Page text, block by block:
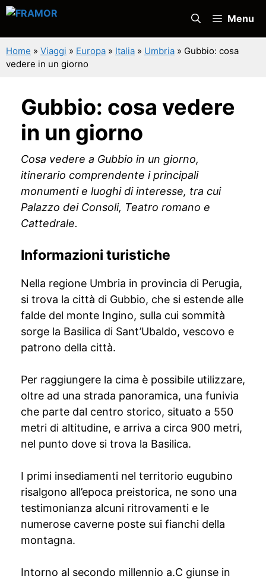
Vai
contenuto
Menu
Home » Viaggi » Europa » Italia » Umbria » Gubbio: cosa
vedere in un giorno
Gubbio: cosa vedere
in un giorno
Cosa vedere a Gubbio in un giorno,
itinerario comprendente i principali
monumenti e luoghi di interesse, tra cui
Palazzo dei Consoli, Teatro romano e
Cattedrale.
Informazioni turistiche
Nella regione Umbria in provincia di Perugia,
si trova la città di Gubbio, che si estende alle
falde del monte Ingino, sulla cui sommità
sorge la Basilica di Sant’Ubaldo, vescovo e
patrono della città.
Per raggiungere la cima è possibile utilizzare,
oltre ad una strada panoramica, una funivia
che parte dal centro storico, situato a 550
metri di altitudine, e arriva a circa 900 metri,
nel punto dove si trova la Basilica.
I primi insediamenti nel territorio eugubino
risalgono all’epoca preistorica, ne sono una
testimonianza alcuni ritrovamenti e le
numerose caverne poste sui fianchi della
montagna.
Intorno al secondo millennio a.C giunse in